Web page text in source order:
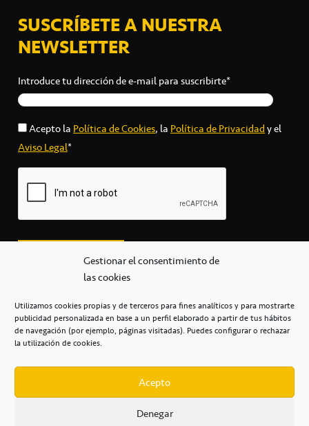
Gestionar el consentimiento de
las cookies
Utilizamos cookies propias y de terceros para fines analíticos y para mostrarte
publicidad personalizada en base a un perfil elaborado a partir de tus hábitos
de navegación (por ejemplo, páginas visitadas). Puedes configurar o rechazar
la utilización de cookies.
Acepto
Denegar
SUSCRÍBETE A NUESTRA
NEWSLETTER
Introduce tu dirección de e-mail para suscribirte*
Acepto laPolítica de Cookies, laPolítica de Privacidady el
Aviso Legal*
secretaria@cbcanarias.es
+34 922 253 684
Casa del Deporte / 38108 – La Laguna